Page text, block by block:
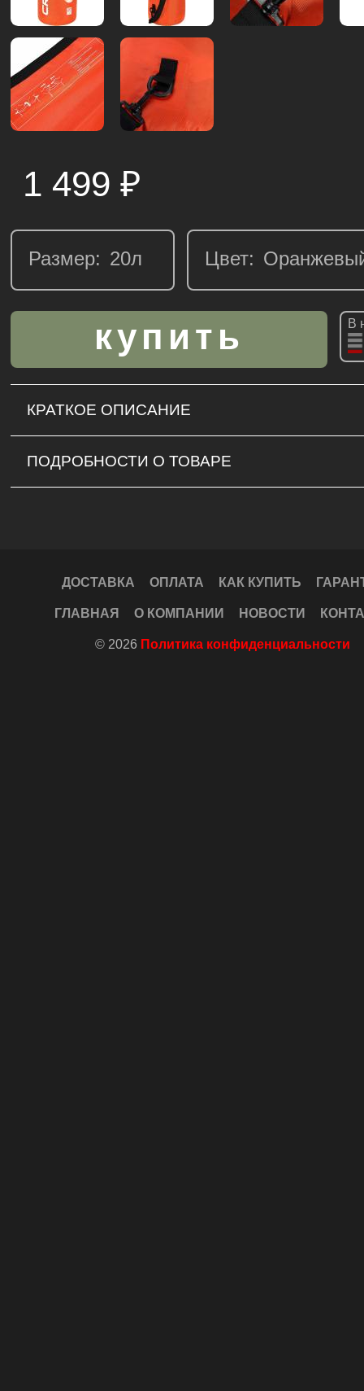
1 499 ₽
Размер: Цвет:
В
КРАТКОЕ ОПИСАНИЕ
ПОДРОБНОСТИ О ТОВАРЕ
ДОСТАВКА ОПЛАТА КАК КУПИТЬ
ГЛАВНАЯ О КОМПАНИИ НОВОСТИ
© 2026 Политика конфиденциальности